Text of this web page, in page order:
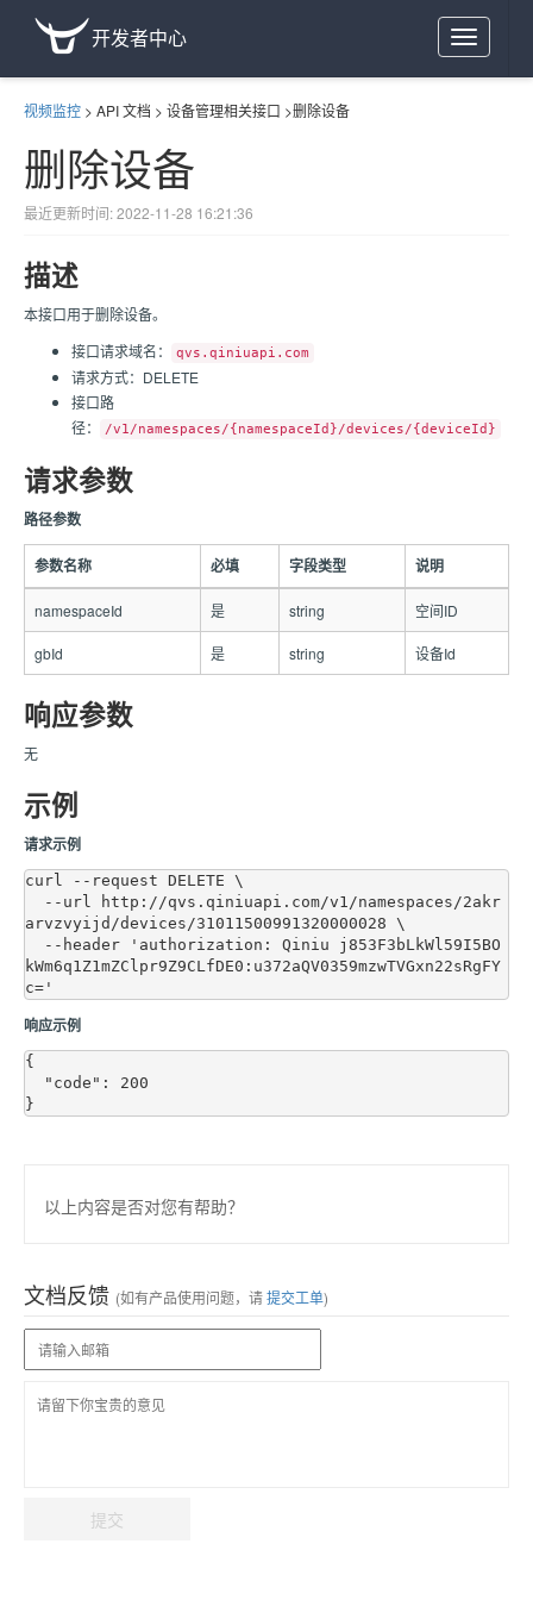
Toggle
navigation
开发者中心
视频监控 > API 文档 > 设备管理相关接口 >删除设备
删除设备
最近更新时间: 2022-11-28 16:21:36
描述
本接口用于删除设备。
接口请求域名：
qvs.qiniuapi.com
请求方式：DELETE
接口路
径：
/v1/namespaces/{namespaceId}/devices/{deviceId}
请求参数
路径参数
参数名称 必填 字段类型 说明
namespaceId 是 string 空间ID
gbId 是 string 设备Id
响应参数
无
示例
请求示例
curl --request DELETE \
arvzvyijd/devices/31011500991320000028 \
kWm6q1Z1mZClpr9Z9CLfDE0:u372aQV0359mzwTVGxn22sRgFY
响应示例
{
以上内容是否对您有帮助？
文档反馈 (如有产品使用问题，请提交工单)
提交